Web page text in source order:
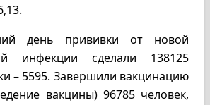
день прививки от новой
инфекции сделали 138125
– 5595. Завершили вакцинацию
вакцины) 96785 человек,